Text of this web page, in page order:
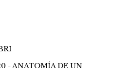
- ANATOMÍA DE UN